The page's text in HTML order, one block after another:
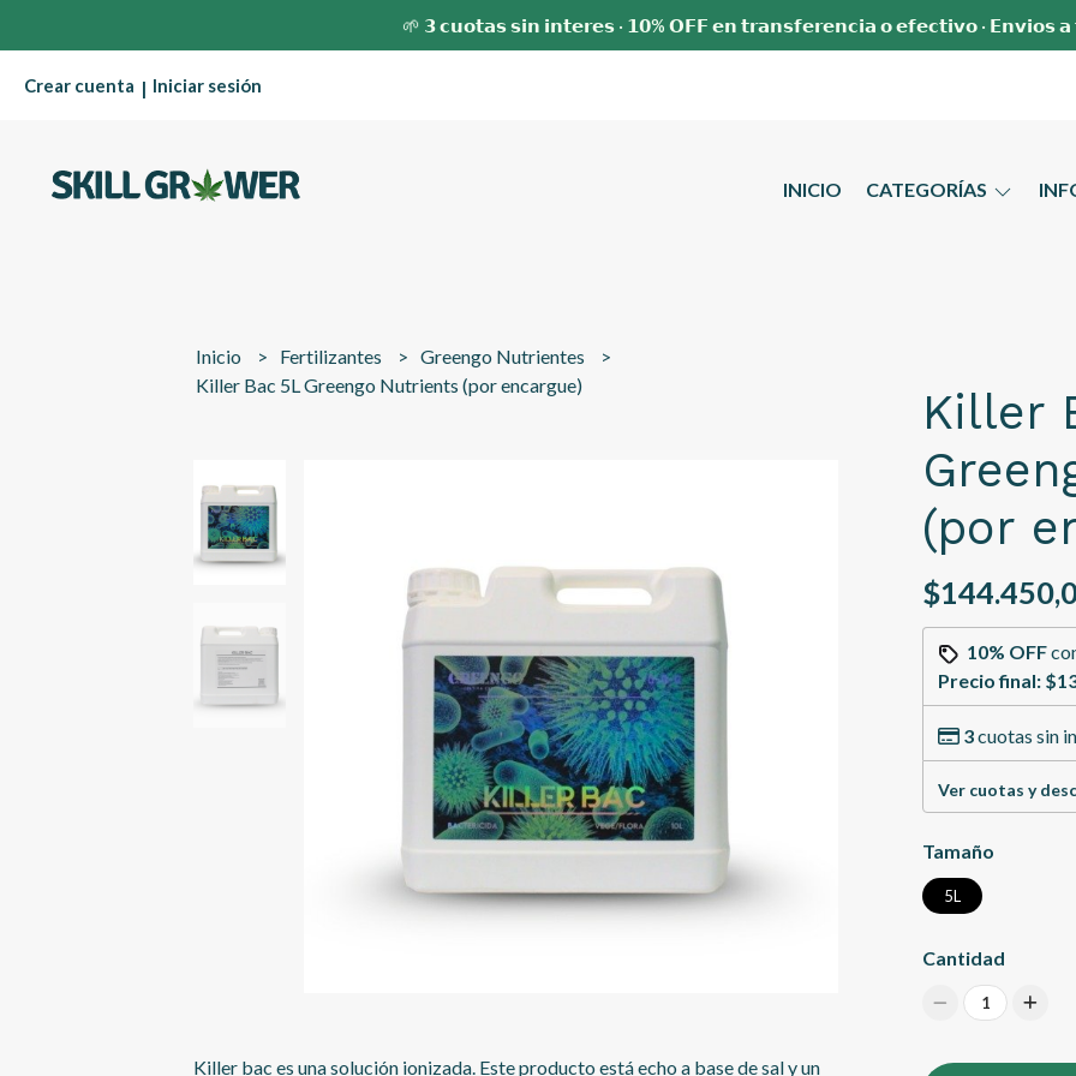
🌱 𝟯 𝗰𝘂𝗼𝘁𝗮𝘀 𝘀𝗶𝗻 𝗶𝗻𝘁𝗲𝗿𝗲𝘀 · 𝟭𝟬% 𝗢𝗙𝗙 𝗲𝗻 𝘁𝗿𝗮𝗻𝘀𝗳𝗲𝗿𝗲𝗻𝗰𝗶𝗮 𝗼 𝗲𝗳𝗲𝗰𝘁𝗶𝘃𝗼 · 𝗘𝗻𝘃𝗶𝗼𝘀
Crear cuenta | Iniciar sesión
INICIO CATEGORÍAS
Inicio Fertilizantes
Greengo Nutrientes
Killer Bac 5L Greengo Nutrients (por encargue)
Killer bac es una solución ionizada. Este producto está echo a base de sal y un
Killer
(por
10% OFF
Precio final:
3cuotas sin
Ver cuotas y
Tamaño
5L
Cantidad
1